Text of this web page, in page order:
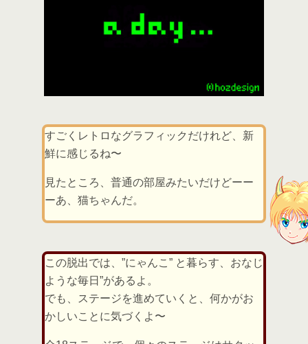
すごくレトロなグラフィックだけれど、新
鮮に感じるね〜
見たところ、普通の部屋みたいだけどーー
ーあ、猫ちゃんだ。
この脱出では、”にゃんこ” と暮らす、おなじ
ような毎日”があるよ。
でも、ステージを進めていくと、何かがお
かしいことに気づくよ〜